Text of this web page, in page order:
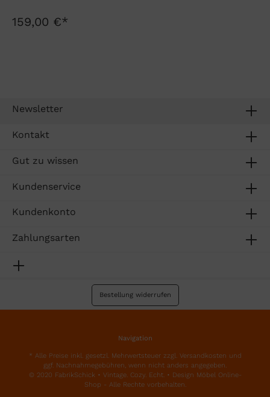
159,00 €*
Newsletter
Kontakt
Gut zu wissen
Kundenservice
Kundenkonto
Zahlungsarten
Bestellung widerrufen
Navigation
* Alle Preise inkl. gesetzl. Mehrwertsteuer zzgl. Versandkosten und
ggf. Nachnahmegebühren, wenn nicht anders angegeben.
© 2020 FabrikSchick • Vintage. Cozy. Echt. • Design Möbel Online-
Shop - Alle Rechte vorbehalten.